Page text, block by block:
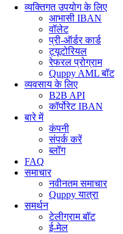
व्यक्तिगत उपयोग के लिए
आभासी IBAN
वॉलेट
प्री-ऑर्डर कार्ड
ट्यूटोरियल
रेफरल प्रोग्राम
Quppy AML बॉट
व्यवसाय के लिए
B2B API
कॉर्पोरेट IBAN
बारे में
कंपनी
संपर्क करें
ब्लॉग
FAQ
समाचार
नवीनतम समाचार
Quppy यात्रा
समर्थन
टेलीग्राम बॉट
ई-मेल